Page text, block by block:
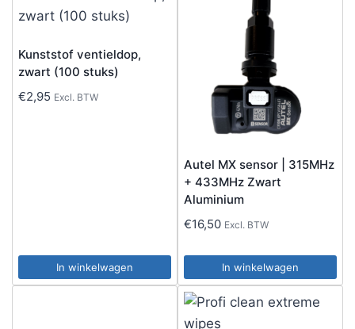
Kunststof ventieldop,
zwart (100 stuks)
€2,95 Excl. BTW
In winkelwagen
Autel MX sensor | 315MHz
+ 433MHz Zwart
Aluminium
€16,50 Excl. BTW
In winkelwagen